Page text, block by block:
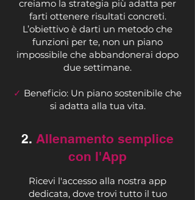
creiamo la strategia più adatta per
farti ottenere risultati concreti.
L’obiettivo è darti un metodo che
funzioni per te, non un piano
impossibile che abbandonerai dopo
due settimane.
✓ Beneficio: Un piano sostenibile che
si adatta alla tua vita.
2. Allenamento semplice
con l'App
Ricevi l'accesso alla nostra app
dedicata, dove trovi tutto il tuo